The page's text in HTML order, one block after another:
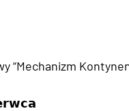
“Mechanizm